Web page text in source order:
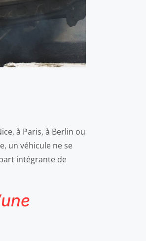
à Paris, à Berlin ou
un véhicule ne se
intégrante de